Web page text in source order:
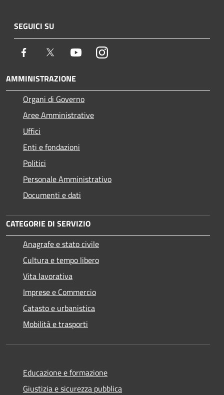
SEGUICI SU
Facebook Twitter YoutubeInstagram
AMMINISTRAZIONE
Organi di Governo
Aree Amministrative
Uffici
Enti e fondazioni
Politici
Personale Amministrativo
Documenti e dati
CATEGORIE DI SERVIZIO
Anagrafe e stato civile
Cultura e tempo libero
Vita lavorativa
Imprese e Commercio
Catasto e urbanistica
Mobilità e trasporti
Educazione e formazione
Giustizia e sicurezza pubblica